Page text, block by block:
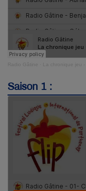
Radio Gâtine
Saison 1 :